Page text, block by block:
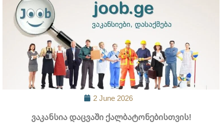
2 June 2026
ვაკანსია დაცვაში ქალბატონებისთვის!